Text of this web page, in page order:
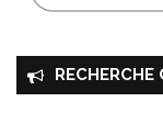
RECHERCHE